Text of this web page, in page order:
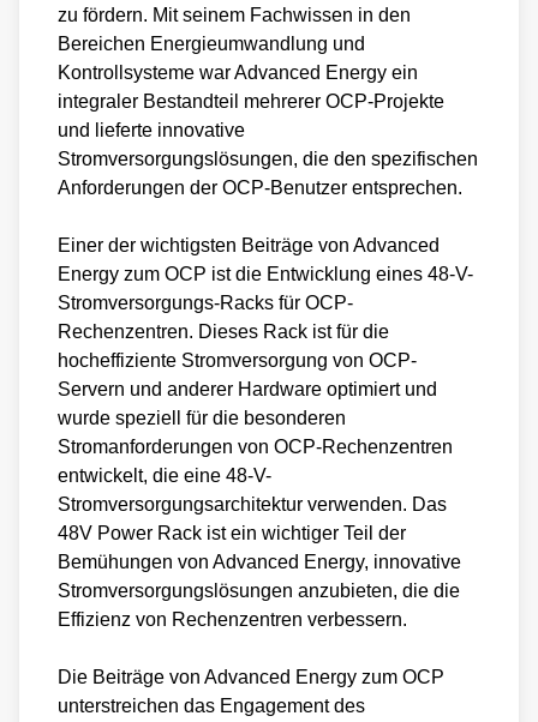
Stromversorgungsrack ist eine
Schlüsselkomponente der umfassenderen
Bemühungen von Advanced Energy,
innovative Stromversorgungslösungen für die
Rechenzentrumsbranche zu entwickeln.
Durch die Zusammenarbeit mit dem OCP trägt
Advanced Energy dazu bei, Innovation und
Effizienz in der Rechenzentrumsbranche
voranzutreiben. Das Fachwissen des
Unternehmens in den Bereichen
Energieumwandlung und Kontrollsysteme hat
entscheidend zur Entwicklung von
Stromversorgungslösungen beigetragen, die
auf die besonderen Bedürfnisse der OCP-
Benutzer zugeschnitten sind. Durch die enge
Zusammenarbeit mit dem OCP und anderen
Branchenführern trägt Advanced Energy dazu
bei, die Zukunft der
Rechenzentrumstechnologie zu gestalten und
zu fördern. Mit seinem Fachwissen in den
Bereichen Energieumwandlung und
Kontrollsysteme war Advanced Energy ein
integraler Bestandteil mehrerer OCP-Projekte
und lieferte innovative
Stromversorgungslösungen, die den spezifischen
Anforderungen der OCP-Benutzer entsprechen.
Einer der wichtigsten Beiträge von Advanced
Energy zum OCP ist die Entwicklung eines 48-V-
Stromversorgungs-Racks für OCP-
Rechenzentren. Dieses Rack ist für die
hocheffiziente Stromversorgung von OCP-
Servern und anderer Hardware optimiert und
wurde speziell für die besonderen
Stromanforderungen von OCP-Rechenzentren
entwickelt, die eine 48-V-
Stromversorgungsarchitektur verwenden. Das
48V Power Rack ist ein wichtiger Teil der
Bemühungen von Advanced Energy, innovative
Stromversorgungslösungen anzubieten, die die
Effizienz von Rechenzentren verbessern.
Die Beiträge von Advanced Energy zum OCP
unterstreichen das Engagement des